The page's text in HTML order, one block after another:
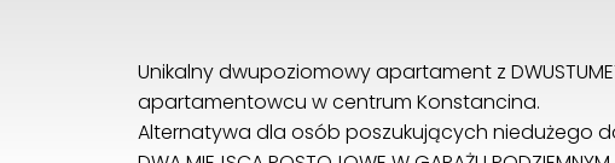
Unikalny dwupoziomowy apartament z
apartamentowcu w centrum Konstancina.
Alternatywa dla osób poszukujących niedużego